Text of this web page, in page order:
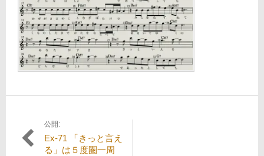
投
稿
公開:
Ex-71 「きっと言え
る」は５度圏一周